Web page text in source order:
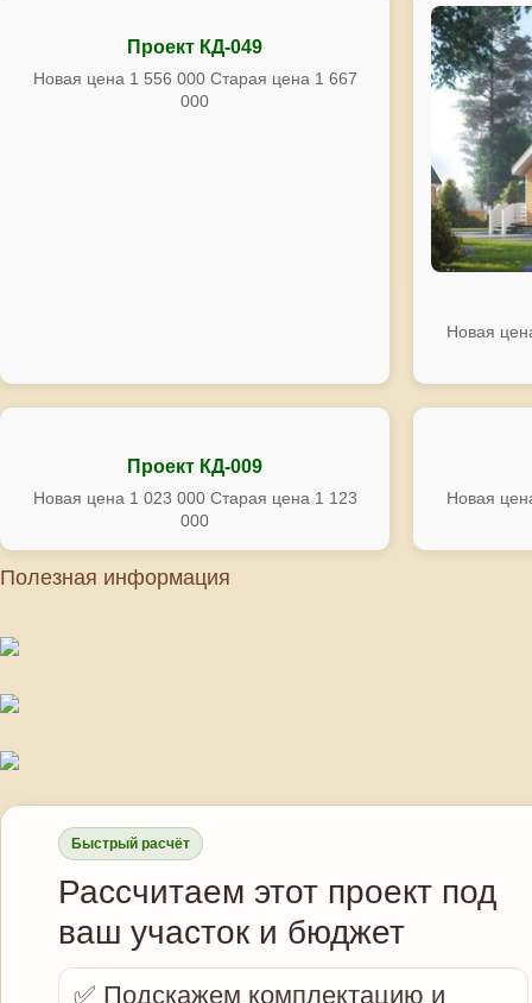
Проект КД-049
Новая цена 1 556 000 Старая цена 1 667
000
Новая
Проект КД-009
Новая цена 1 023 000 Старая цена 1 123
000
Новая
Полезная информация
Быстрый расчёт
Рассчитаем этот проект под
ваш участок и бюджет
✅ Подскажем комплектацию и